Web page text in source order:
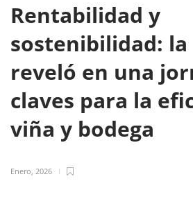
Rentabilidad y
sostenibilidad: la
reveló en una
claves para la
viña y bodega
Enero, 2026